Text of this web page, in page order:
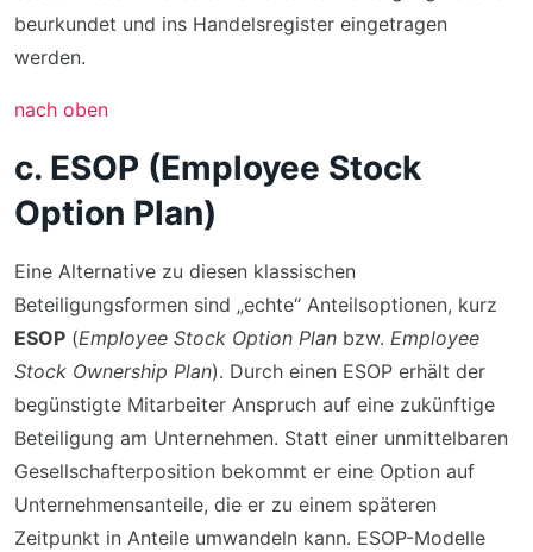
beurkundet und ins Handelsregister eingetragen
werden.
nach oben
c. ESOP (Employee Stock
Option Plan)
Eine Alternative zu diesen klassischen
Beteiligungsformen sind „echte“ Anteilsoptionen, kurz
ESOP (Employee Stock Option Plan bzw. Employee
Stock Ownership Plan). Durch einen ESOP erhält der
begünstigte Mitarbeiter Anspruch auf eine zukünftige
Beteiligung am Unternehmen. Statt einer unmittelbaren
Gesellschafterposition bekommt er eine Option auf
Unternehmensanteile, die er zu einem späteren
Zeitpunkt in Anteile umwandeln kann. ESOP-Modelle